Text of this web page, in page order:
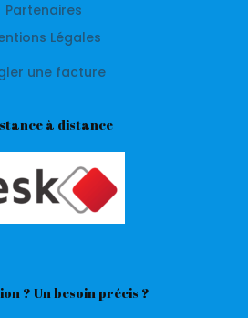
Partenaires
Légales
une facture
à distance
? Un besoin précis ?